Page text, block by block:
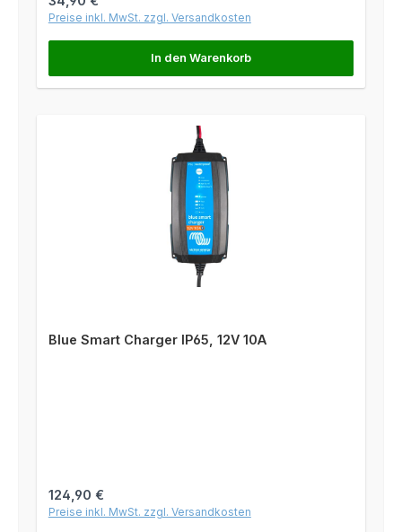
Preise inkl. MwSt. zzgl. Versandkosten
In den Warenkorb
Blue Smart Charger IP65, 12V 10A
Regulärer Preis:
124,90 €
Preise inkl. MwSt. zzgl. Versandkosten